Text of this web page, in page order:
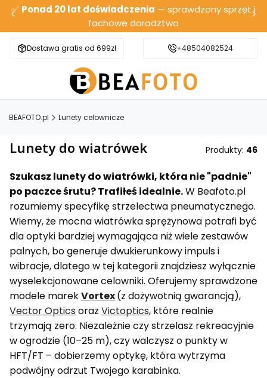
✅ Ponad 20 lat doświadczenia — sprawdzony sprzęt i
fachowe doradztwo
Dostawa gratis od 699zł Bezpieczna wysyłka
+48504082524
BEAFOTO.pl Lunety celownicze
Lunety do wiatrówek Produkty: 46
Szukasz lunety do wiatrówki, która nie "padnie"
po paczce śrutu? Trafiłeś idealnie.W Beafoto.pl
rozumiemy specyfikę strzelectwa pneumatycznego.
Wiemy, że mocna wiatrówka sprężynowa potrafi być
dla optyki bardziej wymagająca niż wiele zestawów
palnych, bo generuje dwukierunkowy impuls i
wibracje, dlatego w tej kategorii znajdziesz wyłącznie
wyselekcjonowane celowniki. Oferujemy sprawdzone
modele marekVortex(z dożywotnią gwarancją),
Vector Optics oraz Victoptics, które realnie
trzymają zero. Niezależnie czy strzelasz rekreacyjnie
w ogrodzie (10–25 m), czy walczysz o punkty w
HFT/FT – dobierzemy optykę, która wytrzyma
podwójny odrzut Twojego karabinka.